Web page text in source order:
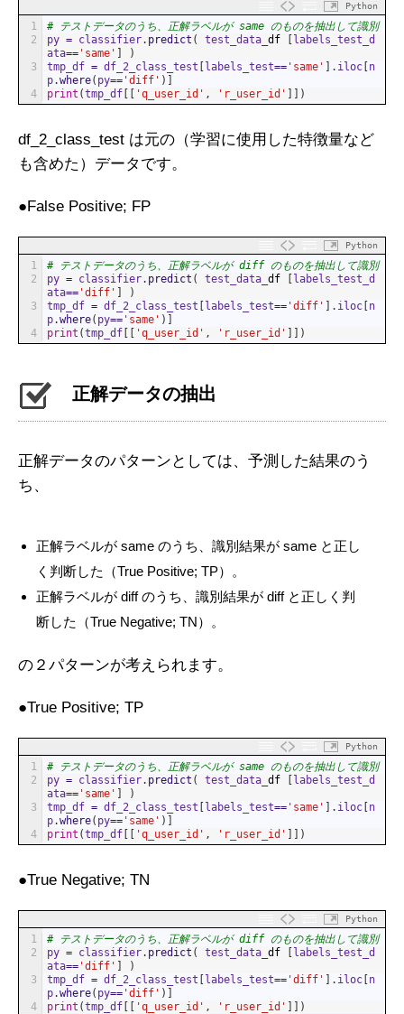
Python
1
2
3
4
# テストデータのうち、正解ラベルが same のものを抽出して識別
py = classifier. predict ( test_data df
labels_test_d
ata== 'same'
)
tmp_df = df_2_class_test labels_test== 'same' . iloc n
p.where( py== 'diff' )
print (tmp_df 'q_user_id' , 'r_user_id' )
df_2_class_test は元の（学習に使用した特徴量など
も含めた）データです。
●False Positive; FP
Python
1
2
3
4
# テストデータのうち、正解ラベルが diff のものを抽出して識別
py = classifier. predict ( test_data df
labels_test_d
ata== 'diff'
)
tmp_df = df_2_class_test labels_test== 'diff' . iloc n
p.where( py== 'same' )
print (tmp_df 'q_user_id' , 'r_user_id' )
正解データの抽出
正解データのパターンとしては、予測した結果のう
ち、
正解ラベルが same のうち、識別結果が same と正し
く判断した（True Positive; TP）。
正解ラベルが diff のうち、識別結果が diff と正しく判
断した（True Negative; TN）。
の２パターンが考えられます。
●True Positive; TP
Python
1
2
3
4
# テストデータのうち、正解ラベルが same のものを抽出して識別
py = classifier. predict ( test_data df
labels_test_d
ata== 'same'
)
tmp_df = df_2_class_test labels_test== 'same' . iloc n
p.where( py== 'same' )
print (tmp_df 'q_user_id' , 'r_user_id' )
●True Negative; TN
Python
1
2
3
4
# テストデータのうち、正解ラベルが diff のものを抽出して識別
py = classifier. predict ( test_data df
labels_test_d
ata== 'diff'
)
tmp_df = df_2_class_test labels_test== 'diff' . iloc n
p.where( py== 'diff' )
print (tmp_df 'q_user_id' , 'r_user_id' )